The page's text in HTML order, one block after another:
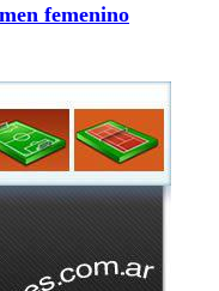
femenino